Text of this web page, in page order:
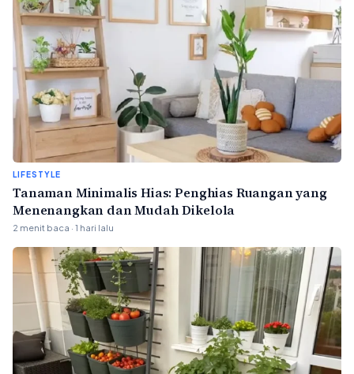
LIFESTYLE
Tanaman Minimalis Hias: Penghias Ruangan yang
Menenangkan dan Mudah Dikelola
2 menit baca · 1 hari lalu